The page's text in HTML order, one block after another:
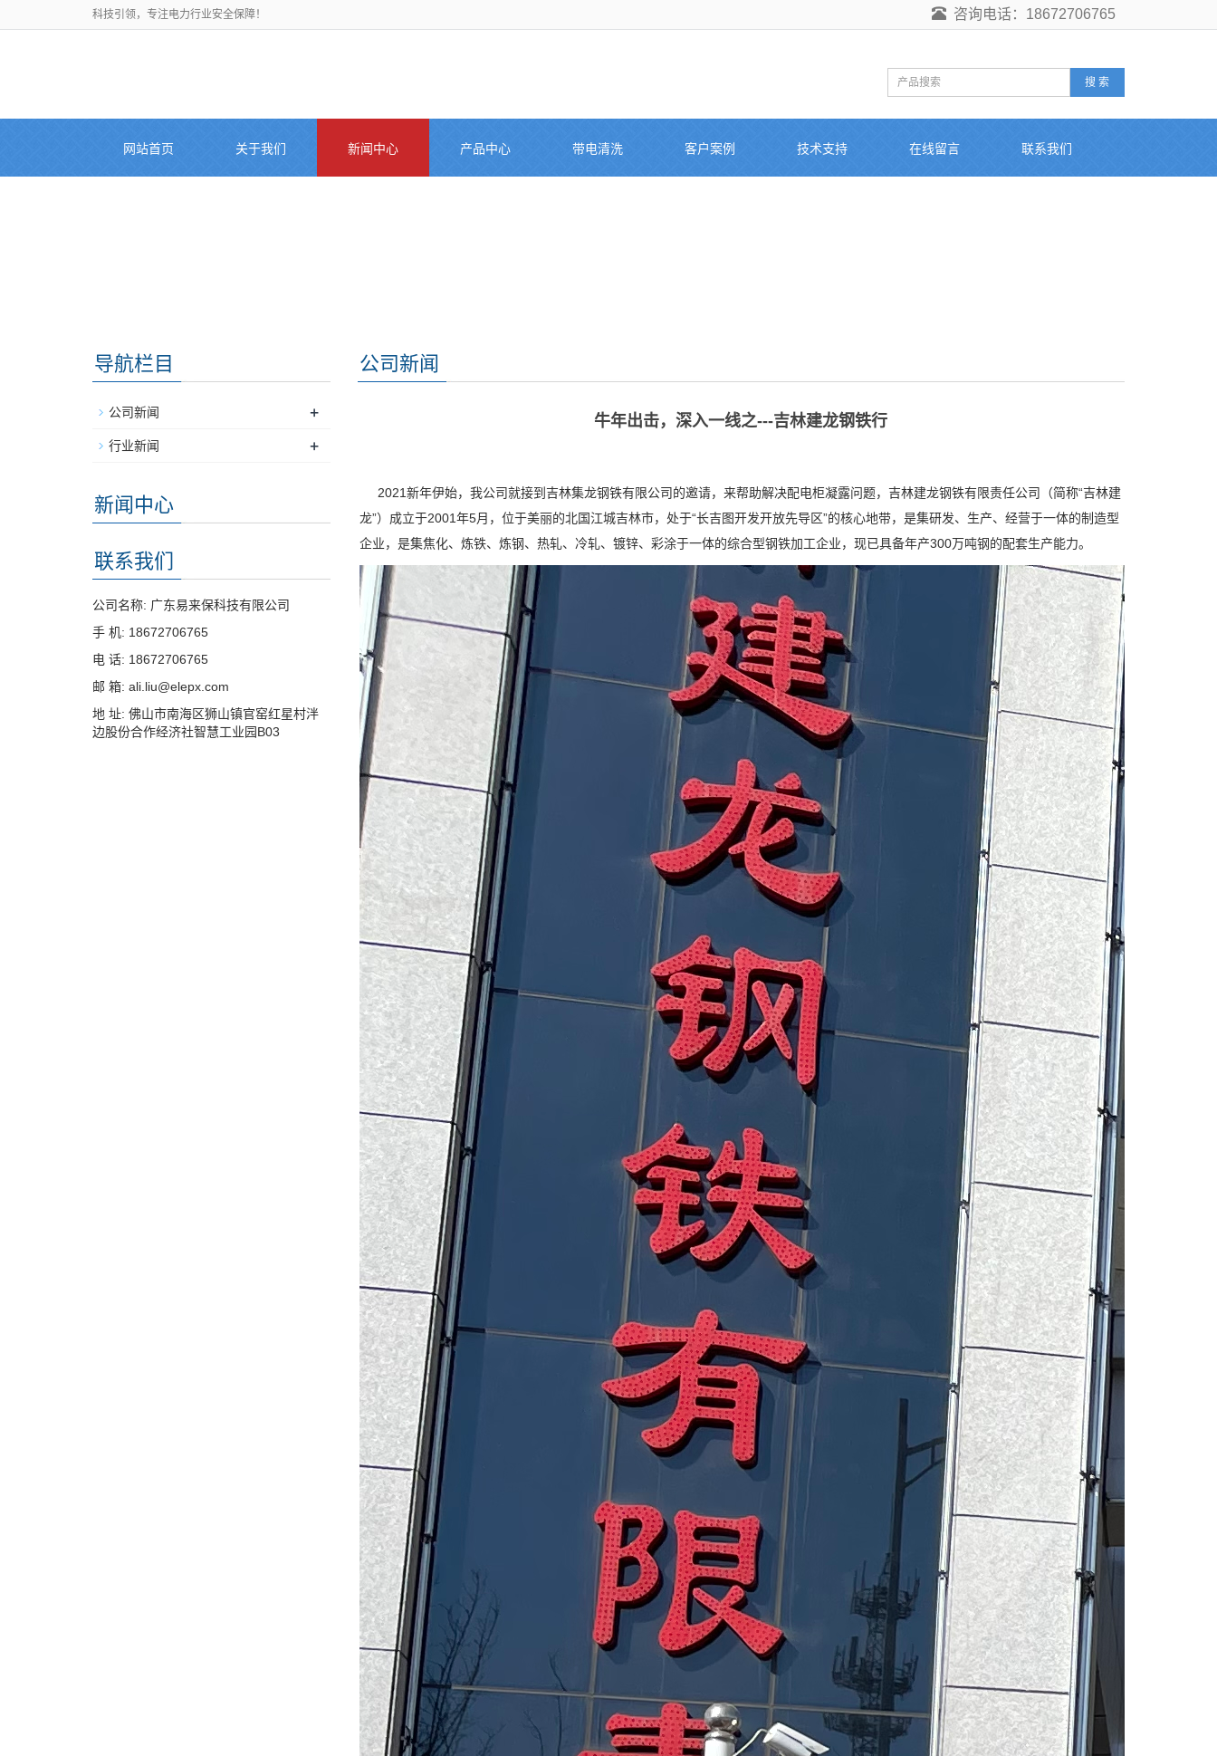
科技引领，专注电力行业安全保障！ 咨询电话：18672706765
搜 索
网站首页 关于我们 新闻中心 产品中心 带电清洗 客户案例 技术支持 在线留言 联系我们
公司新闻
牛年出击，深入一线之---吉林建龙钢铁行
2021新年伊始，我公司就接到吉林集龙钢铁有限公司的邀请，来帮助解决配电柜凝露问题，吉林建龙钢铁有限责任公司（简称“吉林建
龙”）成立于2001年5月，位于美丽的北国江城吉林市，处于“长吉图开发开放先导区”的核心地带，是集研发、生产、经营于一体的制造型
企业，是集焦化、炼铁、炼钢、热轧、冷轧、镀锌、彩涂于一体的综合型钢铁加工企业，现已具备年产300万吨钢的配套生产能力。
导航栏目
公司新闻 +
行业新闻 +
新闻中心
联系我们
公司名称: 广东易来保科技有限公司
手 机: 18672706765
电 话: 18672706765
邮 箱: ali.liu@elepx.com
地 址: 佛山市南海区狮山镇官窑红星村泮
边股份合作经济社智慧工业园B03